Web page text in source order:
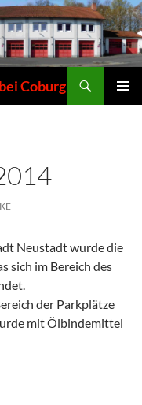
Coburg
Neustadt wurde die
sich im Bereich des
der Parkplätze
mit Ölbindemittel